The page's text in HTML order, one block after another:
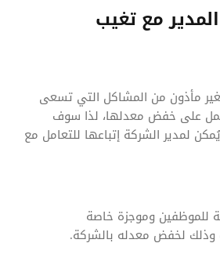
مع تغيب
مأذون من المشاكل التي تسعى
على خفض معدلها، لذا سوف
لمدير الشركة إتباعها للتعامل مع
للموظفين وموجزة خاصة
وذلك لخفض معدله بالشركة.